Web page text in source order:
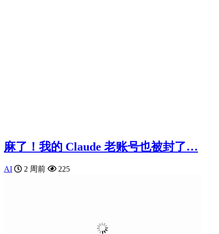
麻了！我的 Claude 老账号也被封了…
AI 2 周前 225